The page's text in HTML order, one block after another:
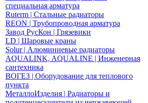
специальная арматура
Ruterm | Стальные радиаторы
REON | Трубопроводная арматура
Завод РусКон | Грязевики
LD | Шаровые краны
Solur | Алюминиевые радиаторы
AQUALINK, AQUALINE | Инженерная
сантехника
ВОГЕЗ | Оборудование для теплового
пункта
МеталлоИзделия | Радиаторы и